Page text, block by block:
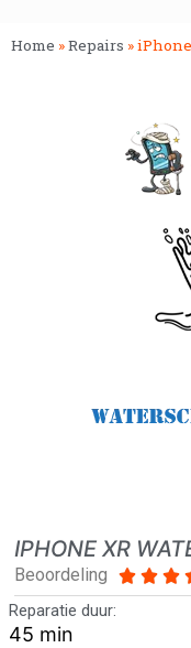
Home »Repairs »
IPHONE XR
Beoordeling   
Reparatie duur:
45 min